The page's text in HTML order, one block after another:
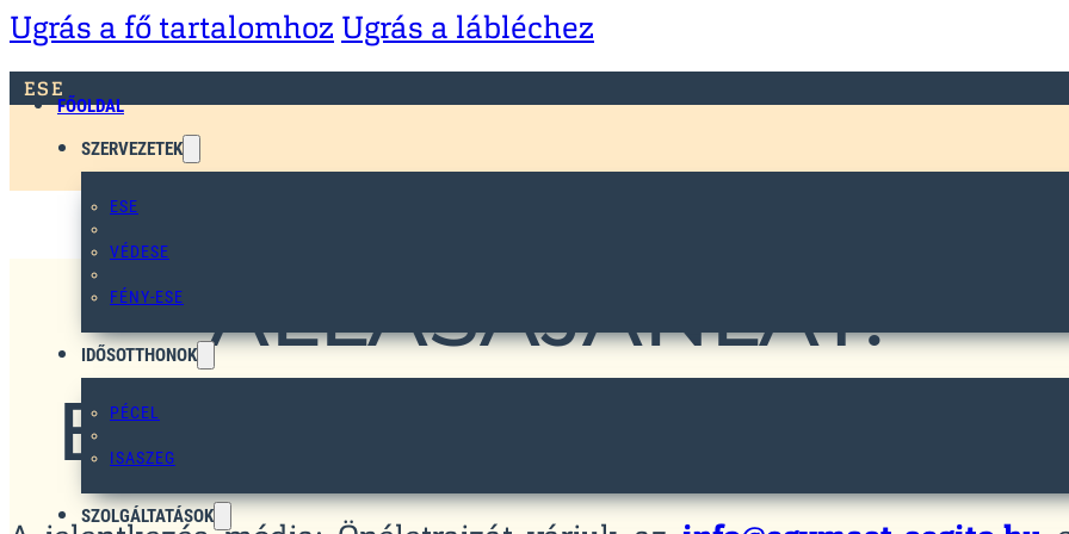
Ugrás a fő tartalomhoz Ugrás a lábléchez
FŐOLDAL
SZERVEZETEK
ESE
VÉDESE
FÉNY-ESE
IDŐSOTTHONOK
PÉCEL
ISASZEG
SZOLGÁLTATÁSOK
ESE
ÁLLÁSAJÁNLAT:
BETEGHORDÓ – PÉCEL